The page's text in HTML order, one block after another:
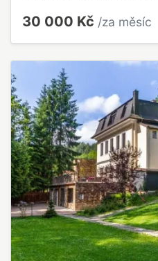
30 000 Kč /za měsíc